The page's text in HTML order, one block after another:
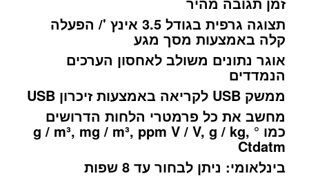
תצוגה גרפית בגודל 3.5 אינץ '/ הפעלה
קלה באמצעות מסך מגע
אוגר נתונים משולב לאחסון הערכים
הנמדדים
ממשק USB לקריאה באמצעות זיכרון USB
מחשב את כל פרמטרי הלחות הדרושים
כמו g / m³, mg / m³, ppm V / V, g / kg, °
Ctdatm
בינלאומי: ניתן לבחור עד 8 שפות